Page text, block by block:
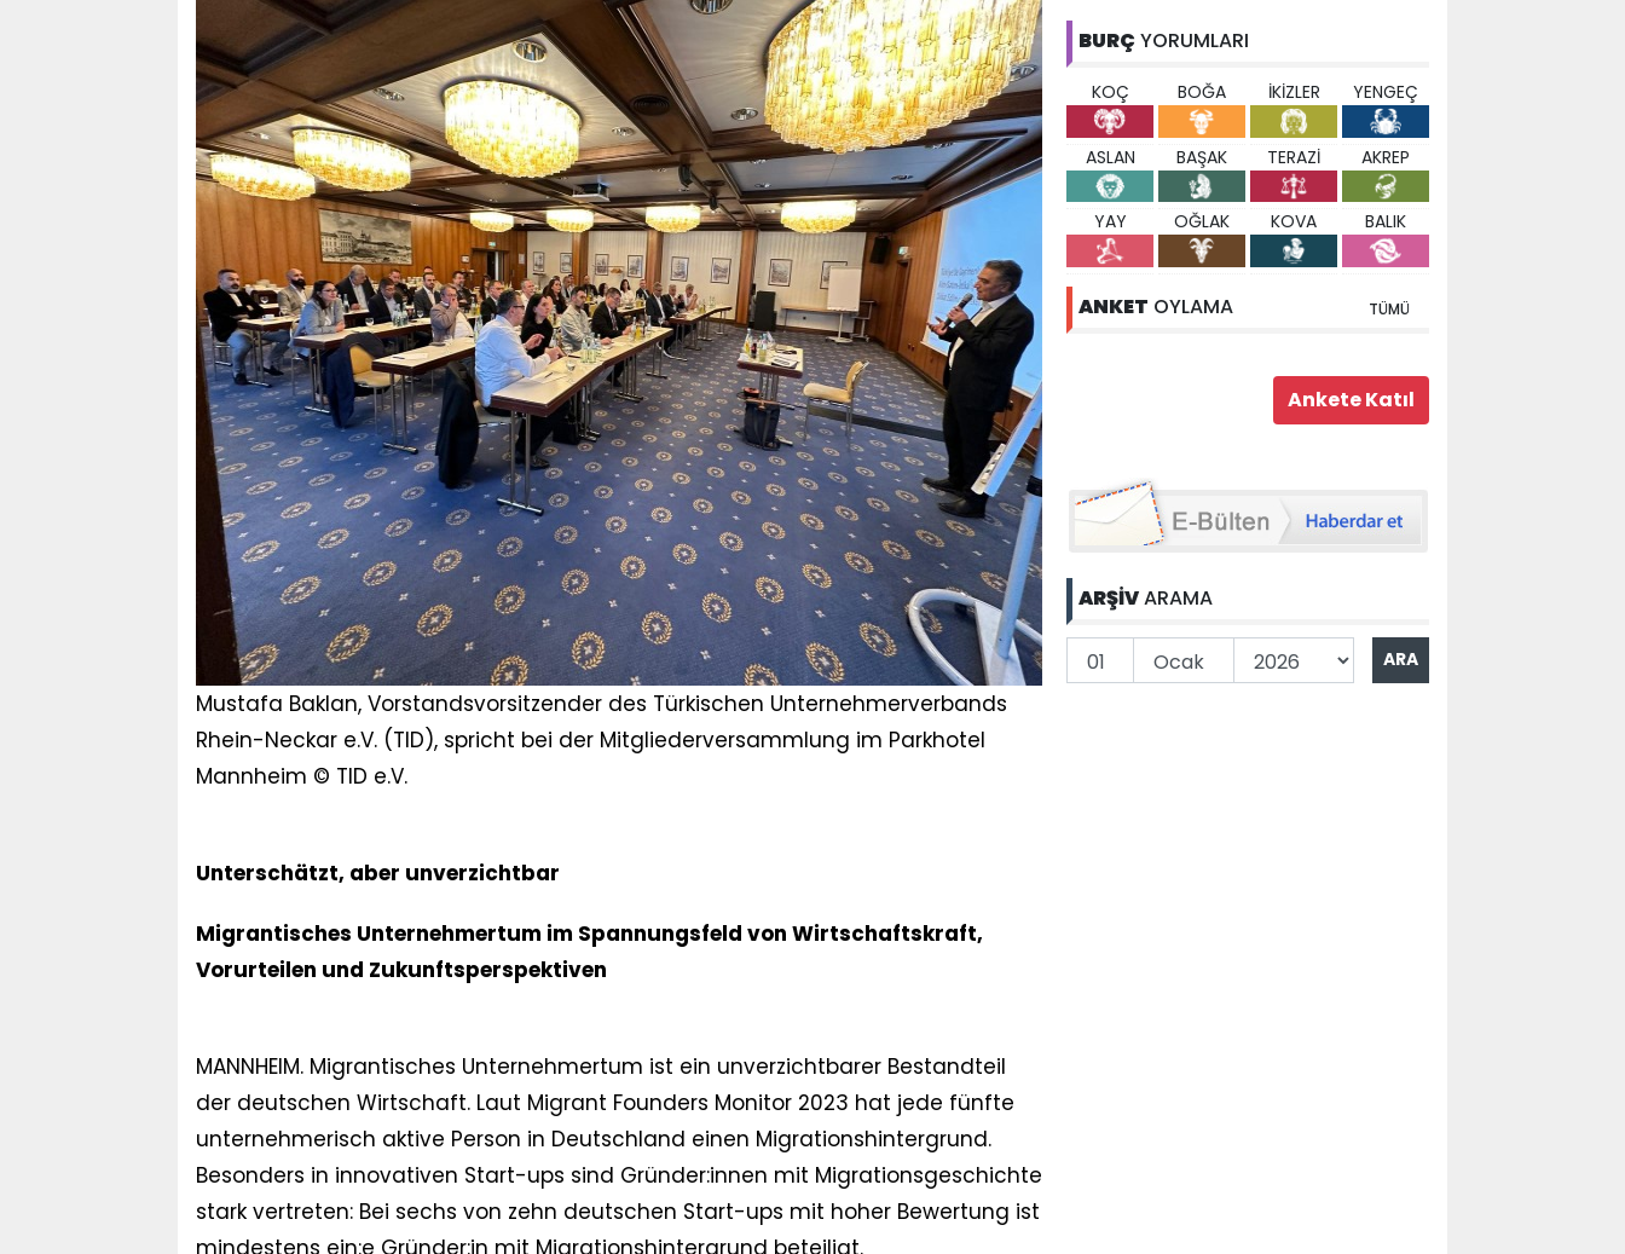
Mustafa Baklan, Vorstandsvorsitzender des Türkischen Unternehmerverbands
Rhein-Neckar e.V. (TID), spricht bei der Mitgliederversammlung im Parkhotel
Mannheim © TID e.V.
Unterschätzt, aber unverzichtbar
Migrantisches Unternehmertum im Spannungsfeld von Wirtschaftskraft,
Vorurteilen und Zukunftsperspektiven
MANNHEIM. Migrantisches Unternehmertum ist ein unverzichtbarer Bestandteil
der deutschen Wirtschaft. Laut Migrant Founders Monitor 2023 hat jede fünfte
unternehmerisch aktive Person in Deutschland einen Migrationshintergrund.
Besonders in innovativen Start-ups sind Gründer:innen mit Migrationsgeschichte
stark vertreten: Bei sechs von zehn deutschen Start-ups mit hoher Bewertung ist
mindestens ein:e Gründer:in mit Migrationshintergrund beteiligt.
BURÇ YORUMLARI
KOÇ BOĞA İKİZLER YENGEÇ
ASLAN BAŞAK TERAZİ AKREP
YAY OĞLAK KOVA BALIK
ANKET OYLAMA TÜMÜ
ARŞİVARAMA